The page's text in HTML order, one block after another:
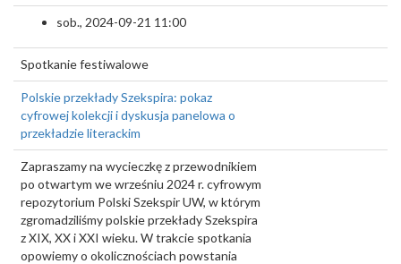
sob., 2024-09-21 11:00
Spotkanie festiwalowe
Polskie przekłady Szekspira: pokaz
cyfrowej kolekcji i dyskusja panelowa o
przekładzie literackim
Zapraszamy na wycieczkę z przewodnikiem
po otwartym we wrześniu 2024 r. cyfrowym
repozytorium Polski Szekspir UW, w którym
zgromadziliśmy polskie przekłady Szekspira
z XIX, XX i XXI wieku. W trakcie spotkania
opowiemy o okolicznościach powstania